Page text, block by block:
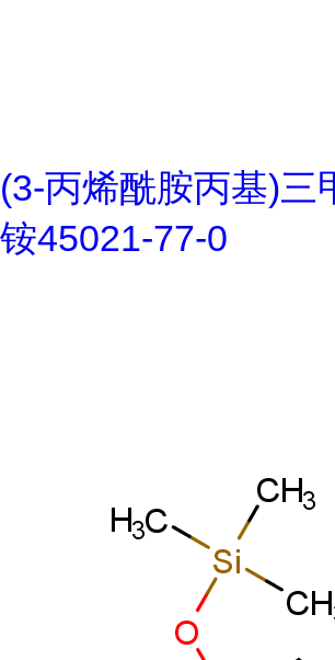
(3-丙烯酰胺丙基)三
铵45021-77-0